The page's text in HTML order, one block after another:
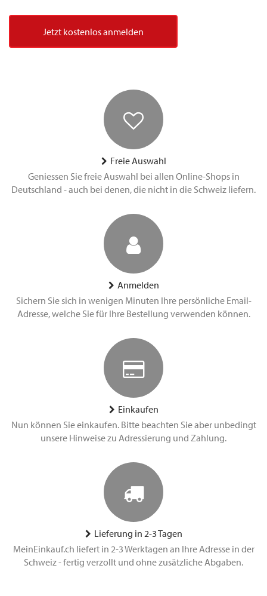
Jetzt kostenlos anmelden
Freie Auswahl
Geniessen Sie freie Auswahl bei allen Online-Shops in
Deutschland - auch bei denen, die nicht in die Schweiz liefern.
Anmelden
Sichern Sie sich in wenigen Minuten Ihre persönliche Email-
Adresse, welche Sie für Ihre Bestellung verwenden können.
Einkaufen
Nun können Sie einkaufen. Bitte beachten Sie aber unbedingt
unsere Hinweise zu Adressierung und Zahlung.
Lieferung in 2-3 Tagen
MeinEinkauf.ch liefert in 2-3 Werktagen an Ihre Adresse in der
Schweiz - fertig verzollt und ohne zusätzliche Abgaben.